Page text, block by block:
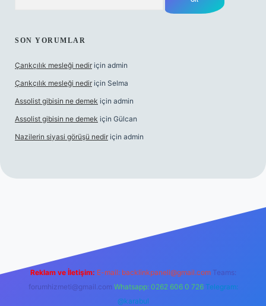
SON YORUMLAR
Çarıkçılık mesleği nedir için admin
Çarıkçılık mesleği nedir için Selma
Assolist gibisin ne demek için admin
Assolist gibisin ne demek için Gülcan
Nazilerin siyasi görüşü nedir için admin
Reklam ve İletişim: E-mail: backlinkpaneli@gmail.com Teams:
forumhizmeti@gmail.com Whatsapp: 0262 606 0 726 Telegram:
@karabul